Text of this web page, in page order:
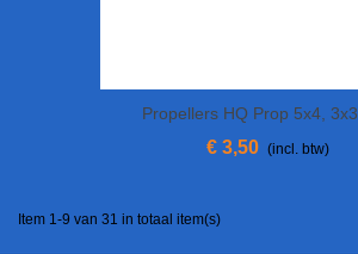
Propellers HQ Prop 5x4,
Polycarbonaat
€ 3,50 (incl. btw)
Item 1-9 van 31 in totaal item(s)